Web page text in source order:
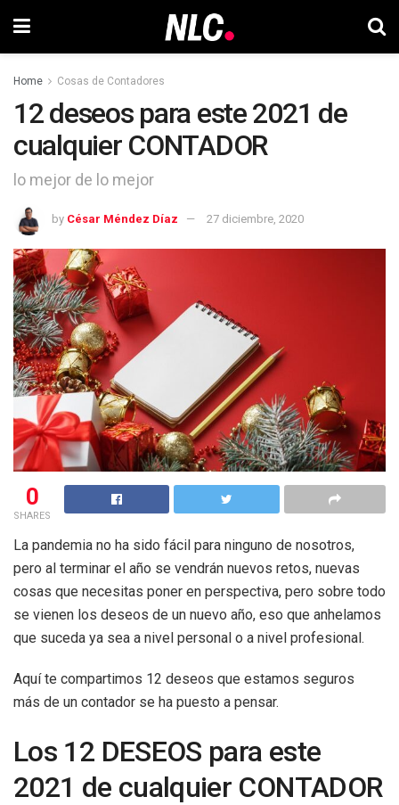
Home Cosas de Contadores
12 deseos para este 2021 de
cualquier CONTADOR
lo mejor de lo mejor
by César Méndez Díaz 27 diciembre, 2020
0
SHARES
La pandemia no ha sido fácil para ninguno de nosotros,
pero al terminar el año se vendrán nuevos retos, nuevas
cosas que necesitas poner en perspectiva, pero sobre todo
se vienen los deseos de un nuevo año, eso que anhelamos
que suceda ya sea a nivel personal o a nivel profesional.
Aquí te compartimos 12 deseos que estamos seguros
más de un contador se ha puesto a pensar.
Los 12 DESEOS para este
2021 de cualquier CONTADOR